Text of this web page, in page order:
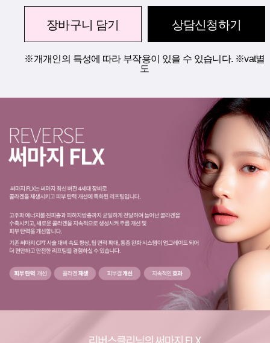
장바구니 담기 상담신청하기
※개개인의 특성에 따라 부작용이 있을 수 있습니다. ※vat별
도